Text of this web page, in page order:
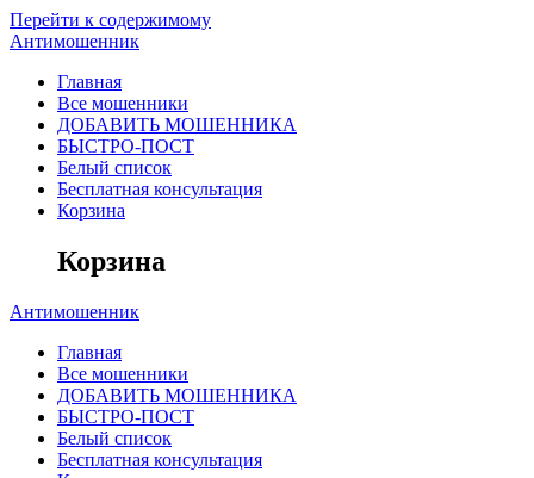
Перейти к содержимому
Антимошенник
Главная
Все мошенники
ДОБАВИТЬ МОШЕННИКА
БЫСТРО-ПОСТ
Белый список
Бесплатная консультация
Корзина
Корзина
Антимошенник
Главная
Все мошенники
ДОБАВИТЬ МОШЕННИКА
БЫСТРО-ПОСТ
Белый список
Бесплатная консультация